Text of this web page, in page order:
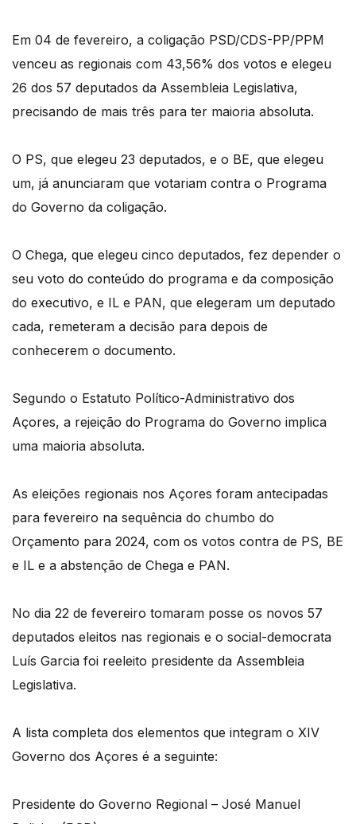
Em 04 de fevereiro, a coligação PSD/CDS-PP/PPM
venceu as regionais com 43,56% dos votos e elegeu
26 dos 57 deputados da Assembleia Legislativa,
precisando de mais três para ter maioria absoluta.
O PS, que elegeu 23 deputados, e o BE, que elegeu
um, já anunciaram que votariam contra o Programa
do Governo da coligação.
O Chega, que elegeu cinco deputados, fez depender o
seu voto do conteúdo do programa e da composição
do executivo, e IL e PAN, que elegeram um deputado
cada, remeteram a decisão para depois de
conhecerem o documento.
Segundo o Estatuto Político-Administrativo dos
Açores, a rejeição do Programa do Governo implica
uma maioria absoluta.
As eleições regionais nos Açores foram antecipadas
para fevereiro na sequência do chumbo do
Orçamento para 2024, com os votos contra de PS, BE
e IL e a abstenção de Chega e PAN.
No dia 22 de fevereiro tomaram posse os novos 57
deputados eleitos nas regionais e o social-democrata
Luís Garcia foi reeleito presidente da Assembleia
Legislativa.
A lista completa dos elementos que integram o XIV
Governo dos Açores é a seguinte:
Presidente do Governo Regional – José Manuel